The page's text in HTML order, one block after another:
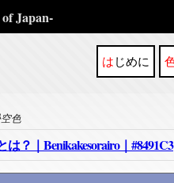
Japan-
はじめに
色
？｜Benikakesorairo｜#8491C3